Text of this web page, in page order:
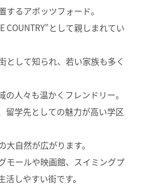
するアボッツフォード。
COUNTRY”として親しまれてい
として知られ、若い家族も多く
人々も温かくフレンドリー。
留学先としての魅力が高い学区
自然が広がります。
モールや映画館、スイミングプ
しやすい街です。